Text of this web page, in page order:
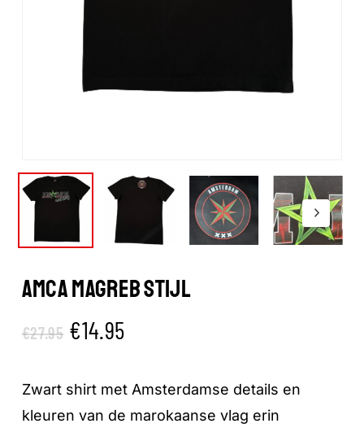
AMCA MAGREB STIJL
€27.95 Oorspronkelijke
was:
€27.95.
€14.95Huidige
is:
€14.95.
Zwart shirt met Amsterdamse details en
kleuren van de marokaanse vlag erin